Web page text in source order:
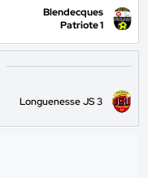
Blendecques
Patriote 1
Longuenesse JS 3